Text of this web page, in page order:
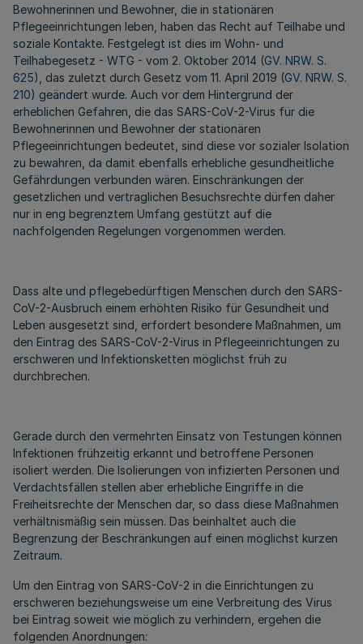
Bewohnerinnen und Bewohner, die in stationären
Pflegeeinrichtungen leben, haben das Recht auf Teilhabe und
soziale Kontakte. Festgelegt ist dies im Wohn- und
Teilhabegesetz - WTG - vom 2. Oktober 2014 (GV. NRW. S.
625), das zuletzt durch Gesetz vom 11. April 2019 (GV. NRW. S.
210) geändert wurde. Auch vor dem Hintergrund der
erheblichen Gefahren, die das SARS-CoV-2-Virus für die
Bewohnerinnen und Bewohner der stationären
Pflegeeinrichtungen bedeutet, sind diese vor sozialer Isolation
zu bewahren, da damit ebenfalls erhebliche gesundheitliche
Gefährdungen verbunden wären. Einschränkungen der
gesetzlichen und vertraglichen Besuchsrechte dürfen daher
nur in eng begrenztem Umfang gestützt auf die
nachfolgenden Regelungen vorgenommen werden.
Dass alte und pflegebedürftigen Menschen durch den SARS-
CoV-2-Ausbruch einem erhöhten Risiko für Gesundheit und
Leben ausgesetzt sind, erfordert besondere Maßnahmen, um
den Eintrag des SARS-CoV-2-Virus in Pflegeeinrichtungen zu
erschweren und Infektionsketten möglichst früh zu
durchbrechen.
Gerade durch den vermehrten Einsatz von Testungen können
Infektionen frühzeitig erkannt und betroffene Personen
isoliert werden. Die Isolierungen von infizierten Personen und
Verdachtsfällen stellen aber erhebliche Eingriffe in die
Freiheitsrechte der Menschen dar, so dass diese Maßnahmen
verhältnismäßig sein müssen. Das beinhaltet auch die
Begrenzung der Beschränkungen auf einen möglichst kurzen
Zeitraum.
Um den Eintrag von SARS-CoV-2 in die Einrichtungen zu
erschweren beziehungsweise um eine Verbreitung des Virus
bei Eintrag soweit wie möglich zu verhindern, ergehen die
folgenden Anordnungen: